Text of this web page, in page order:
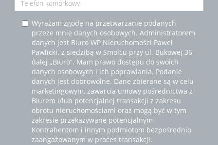
Wyrażam zgodę na przetwarzanie podanych
przeze mnie danych osobowych. Administratorem
danych jest Biuro WP Nieruchomości Paweł
Pawlicki. z siedzibą w Smolcu przy ul. Bukowej 36
dalej „Biuro”. Mam prawo dostępu do swoich
danych osobowych i ich poprawiania. Podanie
danych jest dobrowolne. Dane zbierane są w celu
marketingowym, zawarcia umowy pośrednictwa z
Biurem i/lub potencjalnej transakcji z zakresu
obrotu nieruchomościami oraz mogą być w tym
zakresie przekazywane potencjalnym
Kontrahentom i innym podmiotom bezpośrednio
zaangażowanym w proces transakcji.